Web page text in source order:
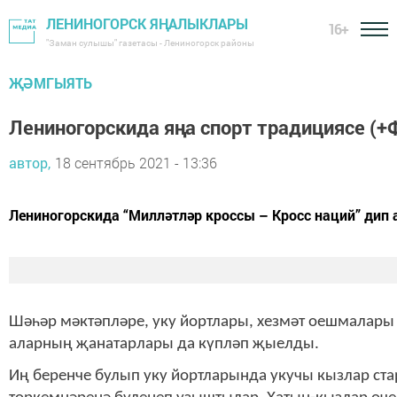
ЛЕНИНОГОРСК ЯҢАЛЫКЛАРЫ
"Заман сулышы" газетасы - Лениногорск районы
16+
ҖӘМГЫЯТЬ
Лениногорскида яңа спорт традициясе
автор, 18 сентябрь 2021 - 13:36
Лениногорскида “Милләтләр кроссы – Кросс наций”
Шәһәр мәктәпләре, уку йортлары, хезмәт
аларның җанатарлары да күпләп җыелды.
Иң беренче булып уку йортларында укучы кызлар